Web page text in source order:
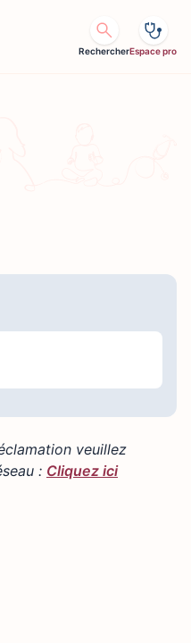
RechercherEspace pro
veuillez
: Cliquez ici